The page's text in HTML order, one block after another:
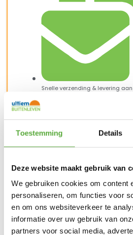
Toestemming Details
Deze website maakt gebruik van
We gebruiken cookies om content
personaliseren, om functies voor
en om ons websiteverkeer te
informatie over uw gebruik van
partners voor social media,
Snelle verzending & levering